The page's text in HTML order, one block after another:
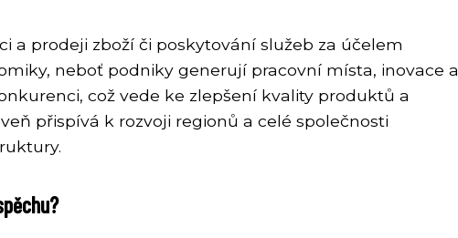
a prodeji zboží či poskytování služeb za účelem
neboť podniky generují pracovní místa, inovace a
což vede ke zlepšení kvality produktů a
přispívá k rozvoji regionů a celé společnosti